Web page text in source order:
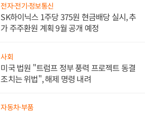
전자·전기·정보통신
SK하이닉스 1주당 375원 현금배당 실시, 추
가 주주환원 계획 9월 공개 예정
사회
미국 법원 "트럼프 정부 풍력 프로젝트 동결
조치는 위법", 해제 명령 내려
자동차·부품